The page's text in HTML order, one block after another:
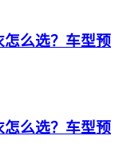
么选？车型预
么选？车型预